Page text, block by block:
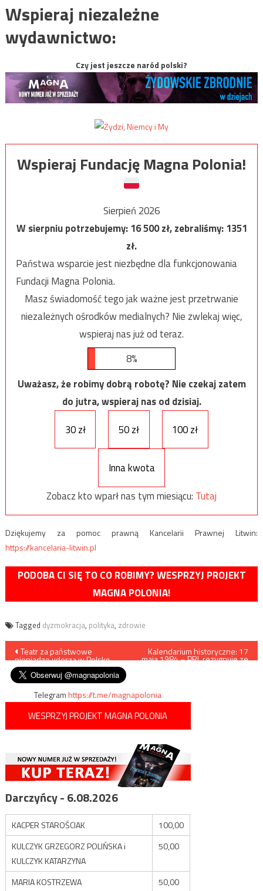
Wspieraj niezależne
wydawnictwo:
Czy jest jeszcze naród polski?
Wspieraj Fundację Magna Polonia!
Sierpień 2026
W sierpniu potrzebujemy:16 500zł, zebraliśmy:1351
zł.
Państwa wsparcie jest niezbędne dla funkcjonowania
Fundacji Magna Polonia.
Masz świadomość tego jak ważne jest przetrwanie
niezależnych ośrodków medialnych? Nie zwlekaj więc,
wspieraj nas już od teraz.
8%
Uważasz, że robimy dobrą robotę? Nie czekaj zatem
do jutra, wspieraj nas od dzisiaj.
30 zł
50 zł 100 zł
Inna kwota
Zobacz kto wparł nas tym miesiącu: Tutaj
Dziękujemy za pomoc prawną Kancelarii Prawnej Litwin:
https://kancelaria-litwin.pl
PODOBA CI SIĘ TO CO ROBIMY? WESPRZYJ PROJEKT
MAGNA POLONIA!
Tagged dyzmokracja, polityka, zdrowie
Nawigacja
wpisu
Teatr za państwowe
pieniądze uderza w Polskę
Kalendarium historyczne: 17
maja 1984 – PRL rezygnuje ze
Telegramhttps://t.me/magnapolonia
WESPRZYJ PROJEKT MAGNA POLONIA
Darczyńcy - 6.08.2026
KACPER STAROŚCIAK
100,00
KULCZYK GRZEGORZ POLIŃSKA i
KULCZYK KATARZYNA
50,00
MARIA KOSTRZEWA 50,00